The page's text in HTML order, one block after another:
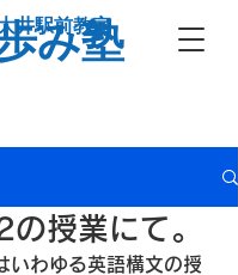
み塾
井駅前教室
授業にて。
いわゆる英語構文の授